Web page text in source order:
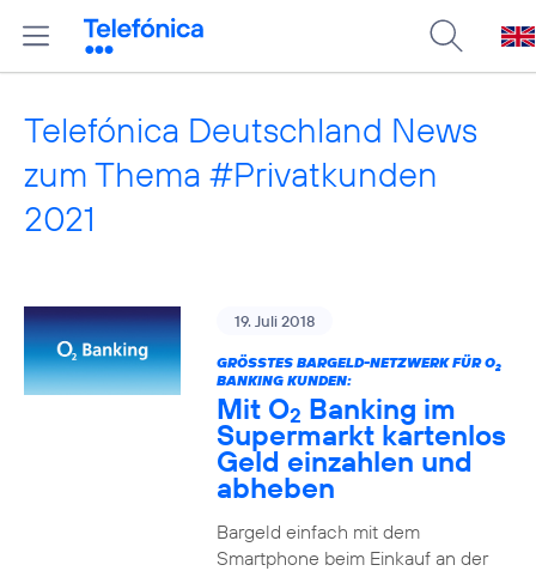
Telefónica Deutschland News
zum Thema #Privatkunden
2021
19. Juli 2018
GRÖSSTES BARGELD-NETZWERK FÜR O 2
BANKING KUNDEN:
Mit O2 Banking im
Supermarkt kartenlos
Geld einzahlen und
abheben
Bargeld einfach mit dem
Smartphone beim Einkauf an der